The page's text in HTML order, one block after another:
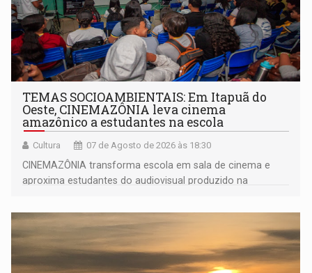
TEMAS SOCIOAMBIENTAIS: Em Itapuã do
Oeste, CINEMAZÔNIA leva cinema
amazônico a estudantes na escola
Cultura 07 de Agosto de 2026 às 18:30
CINEMAZÔNIA transforma escola em sala de cinema e
aproxima estudantes do audiovisual produzido na